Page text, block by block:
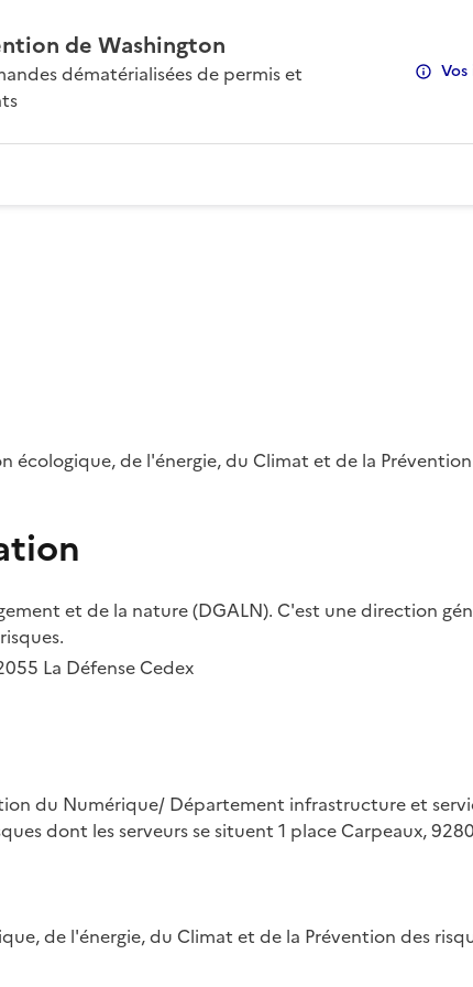
de Washington
dématérialisées de permis et
écologique, de l'énergie, du Climat et de la
et de la nature (DGALN). C'est une direction
La Défense Cedex
du Numérique/ Département infrastructure et
dont les serveurs se situent 1 place Carpeaux,
de l'énergie, du Climat et de la Prévention des